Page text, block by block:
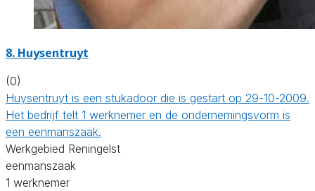
8. Huysentruyt
(0)
Huysentruyt is een stukadoor die is gestart op 29-10-2009.
Het bedrijf telt 1 werknemer en de ondernemingsvorm is
een eenmanszaak.
Werkgebied Reningelst
eenmanszaak
1 werknemer